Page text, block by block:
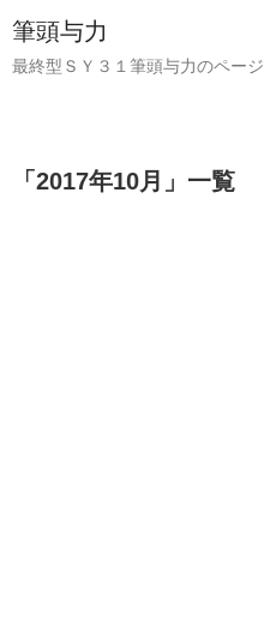
筆頭与力
最終型ＳＹ３１筆頭与力のページ
「 2017年10月 」 一覧